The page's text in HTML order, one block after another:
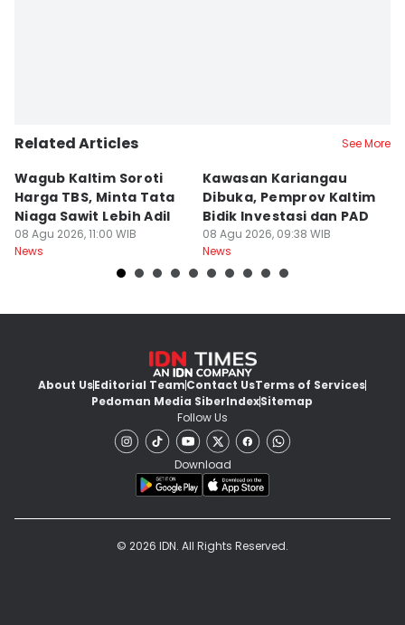
Related Articles See More
Wagub Kaltim Soroti
Harga TBS, Minta Tata
Niaga Sawit Lebih Adil
08 Agu 2026, 11:00 WIB
News
Kawasan Kariangau
Dibuka, Pemprov Kaltim
Bidik Investasi dan PAD
08 Agu 2026, 09:38 WIB
News
About UsEditorial TeamContact UsTerms of Services
Pedoman Media SiberIndexSitemap
Follow Us
Download
© 2026 IDN. All Rights Reserved.